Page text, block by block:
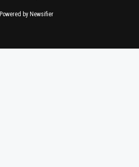
Powered by Newsifier